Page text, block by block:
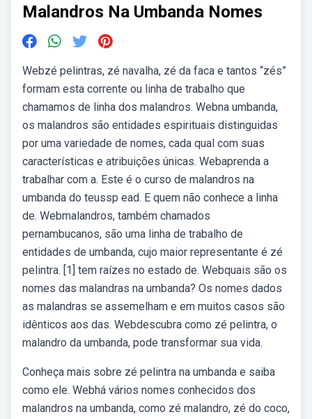
Malandros Na Umbanda Nomes
Webzé pelintras, zé navalha, zé da faca e tantos “zés”
formam esta corrente ou linha de trabalho que
chamamos de linha dos malandros. Webna umbanda,
os malandros são entidades espirituais distinguidas
por uma variedade de nomes, cada qual com suas
características e atribuições únicas. Webaprenda a
trabalhar com a. Este é o curso de malandros na
umbanda do teussp ead. E quem não conhece a linha
de. Webmalandros, também chamados
pernambucanos, são uma linha de trabalho de
entidades de umbanda, cujo maior representante é zé
pelintra. [1] tem raízes no estado de. Webquais são os
nomes das malandras na umbanda? Os nomes dados
as malandras se assemelham e em muitos casos são
idênticos aos das. Webdescubra como zé pelintra, o
malandro da umbanda, pode transformar sua vida.
Conheça mais sobre zé pelintra na umbanda e saiba
como ele. Webhá vários nomes conhecidos dos
malandros na umbanda, como zé malandro, zé do coco,